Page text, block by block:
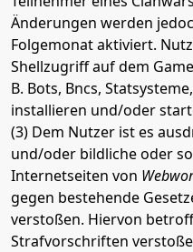
Änderungen werden
Folgemonat aktiviert.
Shellzugriff auf dem
B. Bots, Bncs,
installieren und/oder
(3) Dem Nutzer ist es
und/oder bildliche oder
Internetseiten von
gegen bestehende
verstoßen. Hiervon
Strafvorschriften